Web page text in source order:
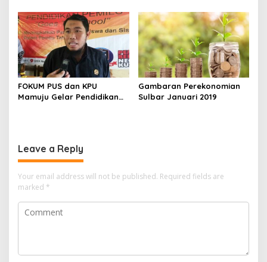
Sulbar
FOKUM PUS dan KPU
Mamuju Gelar Pendidikan
Gambaran Perekonomian
Sulbar Januari 2019
Leave a Reply
Your email address will not be published. Required fields are
marked *